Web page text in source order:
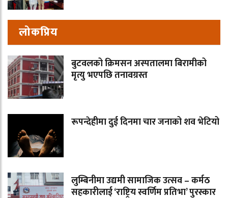
लोकप्रिय
बुटवलको क्रिमसन अस्पतालमा बिरामीको
मृत्यु भएपछि तनावग्रस्त
रूपन्देहीमा दुई दिनमा चार जनाको शव भेटियो
लुम्बिनीमा उद्यमी सामाजिक उत्सव – कर्मठ
सहकारीलाई ‘राष्ट्रिय स्वर्णिम प्रतिभा’ पुरस्कार